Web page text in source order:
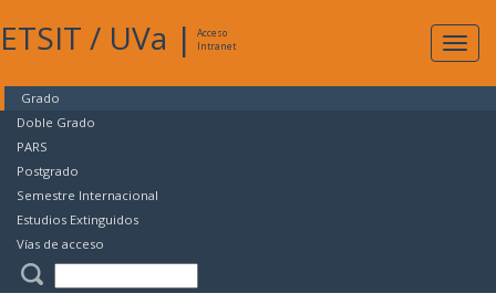
ETSIT / UVa |
Acceso
Intranet
Grado
Doble Grado
PARS
Postgrado
Semestre Internacional
Estudios Extinguidos
Vías de acceso